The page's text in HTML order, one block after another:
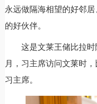
永远做隔海相望的好邻
的好伙伴。
这是文莱王储比拉
月，习主席访问文莱时
习主席。